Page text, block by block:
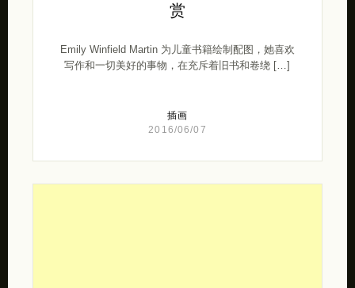
赏
Emily Winfield Martin 为儿童书籍绘制配图，她喜欢
写作和一切美好的事物，在充斥着旧书和卷绕 […]
插画
2016/06/07